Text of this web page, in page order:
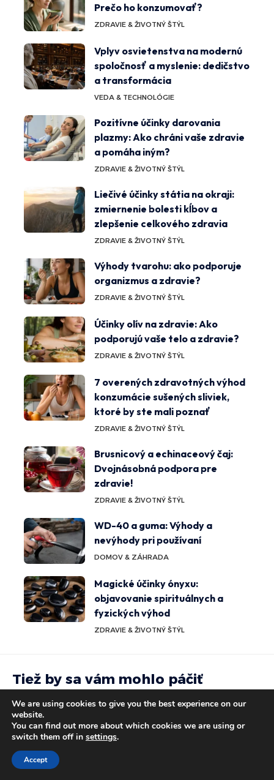
Prečo ho konzumovať?
ZDRAVIE & ŽIVOTNÝ ŠTÝL
Vplyv osvietenstva na modernú
spoločnosť a myslenie: dedičstvo
a transformácia
VEDA & TECHNOLÓGIE
Pozitívne účinky darovania
plazmy: Ako chráni vaše zdravie
a pomáha iným?
ZDRAVIE & ŽIVOTNÝ ŠTÝL
Liečivé účinky státia na okraji:
zmiernenie bolesti kĺbov a
zlepšenie celkového zdravia
ZDRAVIE & ŽIVOTNÝ ŠTÝL
Výhody tvarohu: ako podporuje
organizmus a zdravie?
ZDRAVIE & ŽIVOTNÝ ŠTÝL
Účinky olív na zdravie: Ako
podporujú vaše telo a zdravie?
ZDRAVIE & ŽIVOTNÝ ŠTÝL
7 overených zdravotných výhod
konzumácie sušených sliviek,
ktoré by ste mali poznať
ZDRAVIE & ŽIVOTNÝ ŠTÝL
Brusnicový a echinaceový čaj:
Dvojnásobná podpora pre
zdravie!
ZDRAVIE & ŽIVOTNÝ ŠTÝL
WD-40 a guma: Výhody a
nevýhody pri používaní
DOMOV & ZÁHRADA
Magické účinky ónyxu:
objavovanie spirituálnych a
fyzických výhod
ZDRAVIE & ŽIVOTNÝ ŠTÝL
Tiež by sa vám mohlo páčiť
TECHNOLÓGIE
Funkcia a význam balanséra v
modernej technológii
SIMONA KOVÁCOVÁ
Podlahové kúrenie a jeho tienisté
stránky: Riziká a ochranné tipy
We are using cookies to give you the best experience on our
website.
You can find out more about which cookies we are using or
switch them off in settings.
Accept